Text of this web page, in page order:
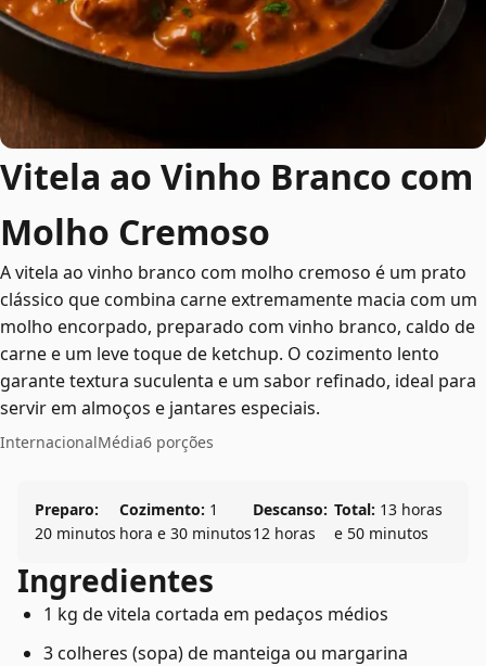
Vitela ao Vinho Branco com
Molho Cremoso
A vitela ao vinho branco com molho cremoso é um prato
clássico que combina carne extremamente macia com um
molho encorpado, preparado com vinho branco, caldo de
carne e um leve toque de ketchup. O cozimento lento
garante textura suculenta e um sabor refinado, ideal para
servir em almoços e jantares especiais.
InternacionalMédia6 porções
Preparo:
20 minutos
Cozimento: 1
hora e 30 minutos
Descanso:
12 horas
Total: 13 horas
e 50 minutos
Ingredientes
1 kg de vitela cortada em pedaços médios
3 colheres (sopa) de manteiga ou margarina